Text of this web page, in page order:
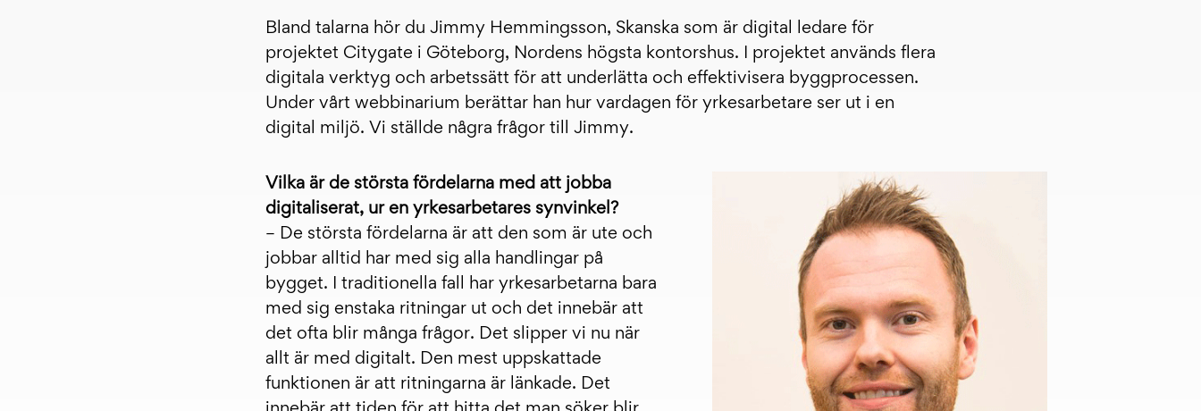
Bland talarna hör du Jimmy Hemmingsson, Skanska som är digital ledare för
projektet Citygate i Göteborg, Nordens högsta kontorshus. I projektet används flera
digitala verktyg och arbetssätt för att underlätta och effektivisera byggprocessen.
Under vårt webbinarium berättar han hur vardagen för yrkesarbetare ser ut i en
digital miljö. Vi ställde några frågor till Jimmy.
Vilka är de största fördelarna med att jobba
digitaliserat, ur en yrkesarbetares synvinkel?
– De största fördelarna är att den som är ute och
jobbar alltid har med sig alla handlingar på
bygget. I traditionella fall har yrkesarbetarna bara
med sig enstaka ritningar ut och det innebär att
det ofta blir många frågor. Det slipper vi nu när
allt är med digitalt. Den mest uppskattade
funktionen är att ritningarna är länkade. Det